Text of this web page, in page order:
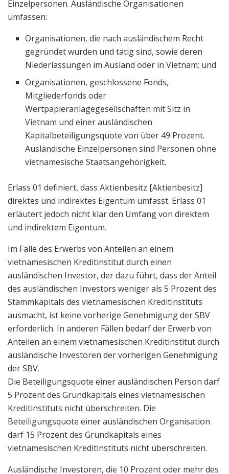
Einzelpersonen. Ausländische Organisationen
umfassen:
Organisationen, die nach ausländischem Recht
gegründet wurden und tätig sind, sowie deren
Niederlassungen im Ausland oder in Vietnam; und
Organisationen, geschlossene Fonds,
Mitgliederfonds oder
Wertpapieranlagegesellschaften mit Sitz in
Vietnam und einer ausländischen
Kapitalbeteiligungsquote von über 49 Prozent.
Ausländische Einzelpersonen sind Personen ohne
vietnamesische Staatsangehörigkeit.
Erlass 01 definiert, dass Aktienbesitz [Aktienbesitz]
direktes und indirektes Eigentum umfasst. Erlass 01
erläutert jedoch nicht klar den Umfang von direktem
und indirektem Eigentum.
Im Falle des Erwerbs von Anteilen an einem
vietnamesischen Kreditinstitut durch einen
ausländischen Investor, der dazu führt, dass der Anteil
des ausländischen Investors weniger als 5 Prozent des
Stammkapitals des vietnamesischen Kreditinstituts
ausmacht, ist keine vorherige Genehmigung der SBV
erforderlich. In anderen Fällen bedarf der Erwerb von
Anteilen an einem vietnamesischen Kreditinstitut durch
ausländische Investoren der vorherigen Genehmigung
der SBV.
Die Beteiligungsquote einer ausländischen Person darf
5 Prozent des Grundkapitals eines vietnamesischen
Kreditinstituts nicht überschreiten. Die
Beteiligungsquote einer ausländischen Organisation
darf 15 Prozent des Grundkapitals eines
vietnamesischen Kreditinstituts nicht überschreiten.
Ausländische Investoren, die 10 Prozent oder mehr des